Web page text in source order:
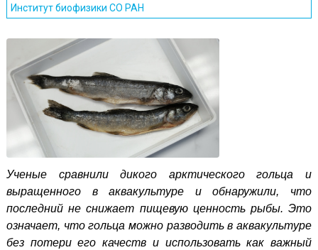
Институт биофизики СО РАН
Ученые сравнили дикого арктического гольца и
выращенного в аквакультуре и обнаружили, что
последний не снижает пищевую ценность рыбы. Это
означает, что гольца можно разводить в аквакультуре
без потери его качеств и использовать как важный